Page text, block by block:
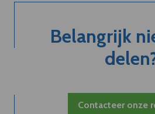
Belangrijk
Contacteer onze